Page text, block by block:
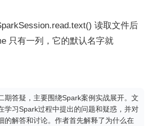
读取文件后
只有一列，它的默认名字就
期答疑，主要围绕Spark案例实战展开。文
学习Spark过程中提出的问题和疑惑，并对
的解答和讨论。作者首先解释了为什么在